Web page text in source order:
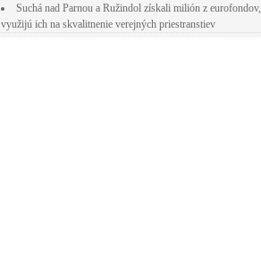
Suchá nad Parnou a Ružindol získali milión z eurofondov,
využijú ich na skvalitnenie verejných priestranstiev